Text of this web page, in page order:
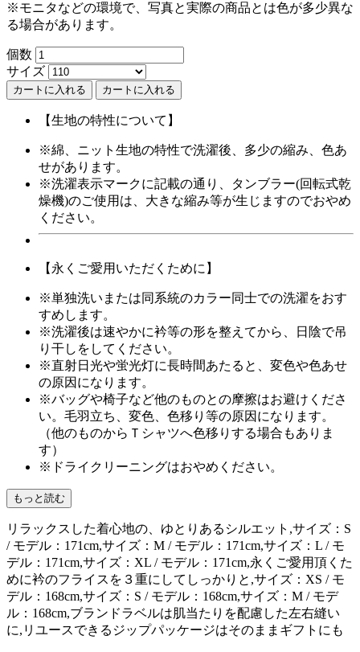
※モニタなどの環境で、写真と実際の商品とは色が多少異な
る場合があります。
個数
サイズ
カートに入れる
【生地の特性について】
※綿、ニット生地の特性で洗濯後、多少の縮み、色あ
せがあります。
※洗濯表示マークに記載の通り、タンブラー(回転式乾
燥機)のご使用は、大きな縮み等が生じますのでおやめ
ください。
【永くご愛用いただくために】
※単独洗いまたは同系統のカラー同士での洗濯をおす
すめします。
※洗濯後は速やかに衿等の形を整えてから、日陰で吊
り干しをしてください。
※直射日光や蛍光灯に長時間あたると、変色や色あせ
の原因になります。
※バッグや椅子など他のものとの摩擦はお避けくださ
い。毛羽立ち、変色、色移り等の原因になります。
（他のものからＴシャツへ色移りする場合もありま
す）
※ドライクリーニングはおやめください。
もっと読む
リラックスした着心地の、ゆとりあるシルエット,サイズ：S
/ モデル：171cm,サイズ：M / モデル：171cm,サイズ：L / モ
デル：171cm,サイズ：XL / モデル：171cm,永くご愛用頂くた
めに衿のフライスを３重にしてしっかりと,サイズ：XS / モ
デル：168cm,サイズ：S / モデル：168cm,サイズ：M / モデ
ル：168cm,ブランドラベルは肌当たりを配慮した左右縫い
に,リユースできるジップパッケージはそのままギフトにも